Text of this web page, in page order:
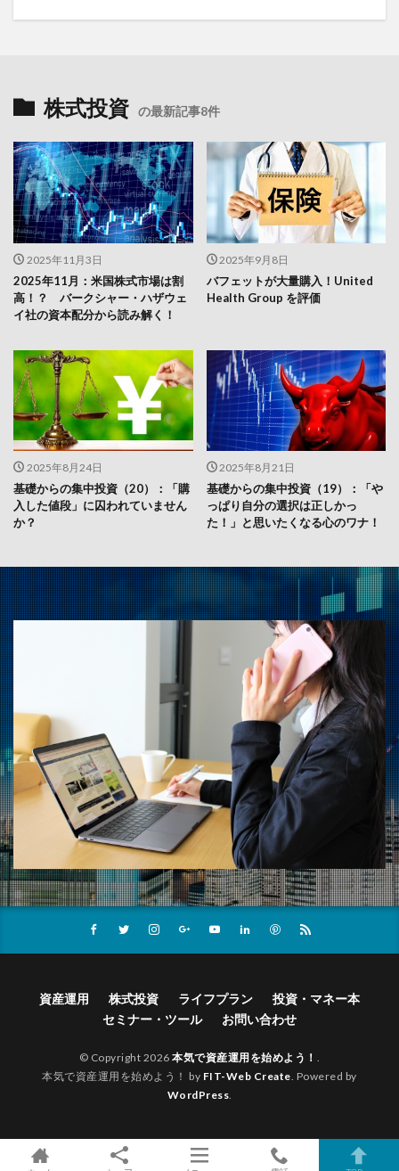
株式投資 の最新記事8件
2025年11月3日
2025年11月：米国株式市場は割
高！？ バークシャー・ハザウェ
イ社の資本配分から読み解く！
2025年9月8日
バフェットが大量購入！United
Health Group を評価
2025年8月24日
基礎からの集中投資（20）：「購
入した値段」に囚われていません
か？
2025年8月21日
基礎からの集中投資（19）：「や
っぱり自分の選択は正しかっ
た！」と思いたくなる心のワナ！
資産運用 株式投資 ライフプラン
投資・マネー本
セミナー・ツール
お問い合わせ
© Copyright 2026本気で資産運用を始めよう！
本気で資産運用を始めよう！ by FIT-Web Create . Powered by
WordPress